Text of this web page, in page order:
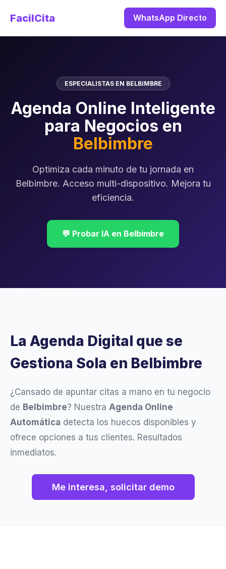
FacilCita WhatsApp Directo
ESPECIALISTAS EN BELBIMBRE
Agenda Online Inteligente
para Negocios en
Belbimbre
Optimiza cada minuto de tu jornada en
Belbimbre. Acceso multi-dispositivo. Mejora tu
eficiencia.
💬 Probar IA en Belbimbre
La Agenda Digital que se
Gestiona Sola en Belbimbre
¿Cansado de apuntar citas a mano en tu negocio
de Belbimbre? Nuestra Agenda Online
Automática detecta los huecos disponibles y
ofrece opciones a tus clientes. Resultados
inmediatos.
Me interesa, solicitar demo